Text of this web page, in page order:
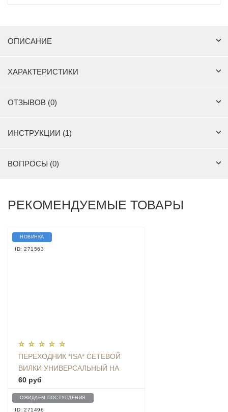
ОПИСАНИЕ
ХАРАКТЕРИСТИКИ
ОТЗЫВОВ (0)
ИНСТРУКЦИИ (1)
ВОПРОСЫ (0)
РЕКОМЕНДУЕМЫЕ ТОВАРЫ
НОВИНКА
ID: 271563
ПЕРЕХОДНИК *ISA* СЕТЕВОЙ
ВИЛКИ УНИВЕРСАЛЬНЫЙ НА
ЕВРО С ЗАЗЕМЛЕНИЕМ KT-168
60 руб
ОЖИДАЕМ ПОСТУПЛЕНИЯ
ID: 271496